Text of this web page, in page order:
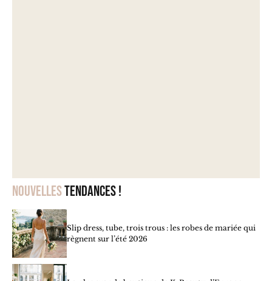
Nouvellestendances !
Slip dress, tube, trois trous : les robes de mariée qui
règnent sur l’été 2026